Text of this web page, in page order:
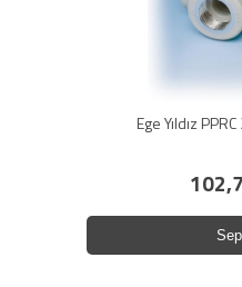
Ege Yıldız